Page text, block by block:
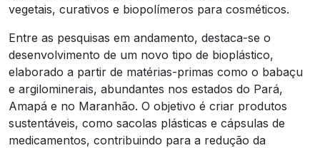
vegetais, curativos e biopolímeros para cosméticos.
Entre as pesquisas em andamento, destaca-se o
desenvolvimento de um novo tipo de bioplástico,
elaborado a partir de matérias-primas como o babaçu
e argilominerais, abundantes nos estados do Pará,
Amapá e no Maranhão. O objetivo é criar produtos
sustentáveis, como sacolas plásticas e cápsulas de
medicamentos, contribuindo para a redução da